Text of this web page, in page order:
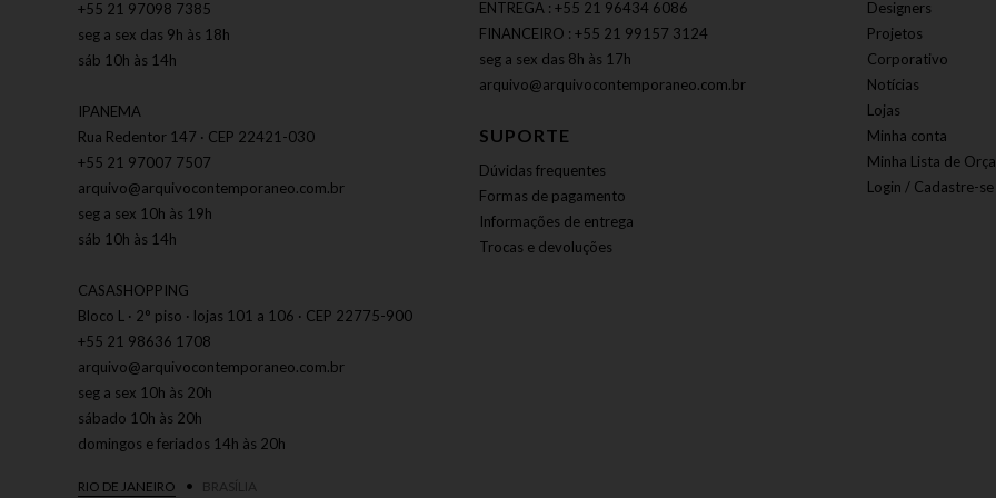
+55 21 97098 7385
seg a sex das 9h às 18h
sáb 10h às 14h
IPANEMA
Rua Redentor 147 · CEP 22421-030
+55 21 97007 7507
arquivo@arquivocontemporaneo.com.br
seg a sex 10h às 19h
sáb 10h às 14h
CASASHOPPING
Bloco L · 2° piso · lojas 101 a 106 · CEP 22775-900
+55 21 98636 1708
arquivo@arquivocontemporaneo.com.br
seg a sex 10h às 20h
sábado 10h às 20h
domingos e feriados 14h às 20h
ENTREGA : +55 21 96434 6086
FINANCEIRO : +55 21 99157 3124
seg a sex das 8h às 17h
arquivo@arquivocontemporaneo.com.br
SUPORTE
Dúvidas frequentes
Formas de pagamento
Informações de entrega
Trocas e devoluções
Designers
Projetos
Corporativo
Notícias
Lojas
Minha conta
Minha Lista de
Login / Cadastre-se
RIO DE JANEIRO BRASÍLIA